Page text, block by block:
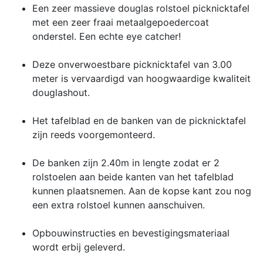
Een zeer massieve douglas rolstoel picknicktafel
met een zeer fraai metaalgepoedercoat
onderstel. Een echte eye catcher!
Deze onverwoestbare picknicktafel van 3.00
meter is vervaardigd van hoogwaardige kwaliteit
douglashout.
Het tafelblad en de banken van de picknicktafel
zijn reeds voorgemonteerd.
De banken zijn 2.40m in lengte zodat er 2
rolstoelen aan beide kanten van het tafelblad
kunnen plaatsnemen. Aan de kopse kant zou nog
een extra rolstoel kunnen aanschuiven.
Opbouwinstructies en bevestigingsmateriaal
wordt erbij geleverd.